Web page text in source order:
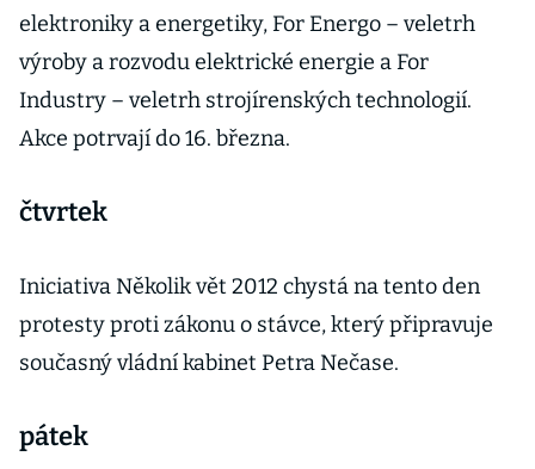
elektroniky a energetiky, For Energo – veletrh
výroby a rozvodu elektrické energie a For
Industry – veletrh strojírenských technologií.
Akce potrvají do 16. března.
čtvrtek
Iniciativa Několik vět 2012 chystá na tento den
protesty proti zákonu o stávce, který připravuje
současný vládní kabinet Petra Nečase.
pátek